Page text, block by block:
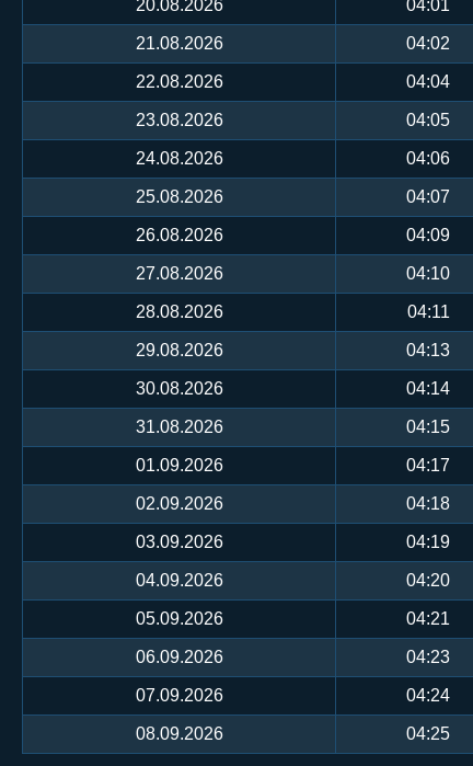
20.08.2026 04:01
21.08.2026 04:02
22.08.2026 04:04
23.08.2026 04:05
24.08.2026 04:06
25.08.2026 04:07
26.08.2026 04:09
27.08.2026 04:10
28.08.2026 04:11
29.08.2026 04:13
30.08.2026 04:14
31.08.2026 04:15
01.09.2026 04:17
02.09.2026 04:18
03.09.2026 04:19
04.09.2026 04:20
05.09.2026 04:21
06.09.2026 04:23
07.09.2026 04:24
08.09.2026 04:25